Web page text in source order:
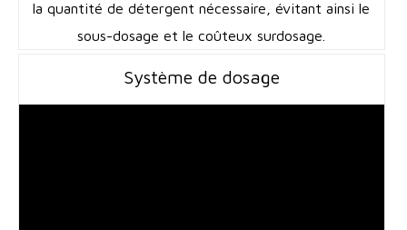
la quantité de détergent nécessaire, évitant ainsi le
sous-dosage et le coûteux surdosage.
Système de dosage